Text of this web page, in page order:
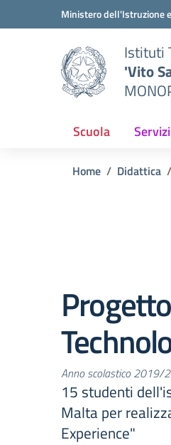
Vai ai contenuti
Vai al menu di navigazione
Ministero dell'Istruzione
Istituti
'Vito
Scuola Servizi
Home Didattica
Anno scolastico 2019/
15 studenti
Malta per
Experience"